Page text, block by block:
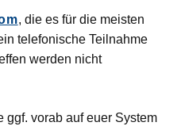
, die es für die meisten
telefonische Teilnahme
werden nicht
ggf. vorab auf euer System